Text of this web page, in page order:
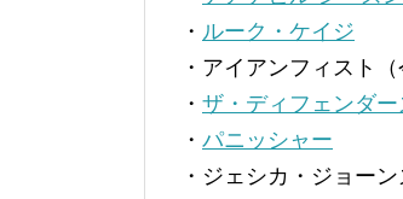
・ ルーク・ケイジ
・アイアンフィスト（
・ ザ・ディフェンダー
・ パニッシャー
・ジェシカ・ジョー